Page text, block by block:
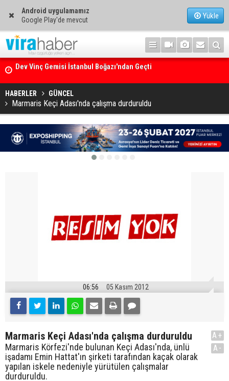
Android uygulamamız
Google Play'de mevcut
Yükle
Ege Denizi’nin En Büyük Mercan Ormanı
HABERLER GÜNCEL
Marmaris Keçi Adası'nda çalışma durduruldu
06:56 05 Kasım 2012
Marmaris Keçi Adası'nda çalışma durduruldu
Marmaris Körfezi'nde bulunan Keçi Adası'nda, ünlü
işadamı Emin Hattat'ın şirketi tarafından kaçak olarak
yapılan iskele nedeniyle yürütülen çalışmalar
durduruldu.
A+
A-